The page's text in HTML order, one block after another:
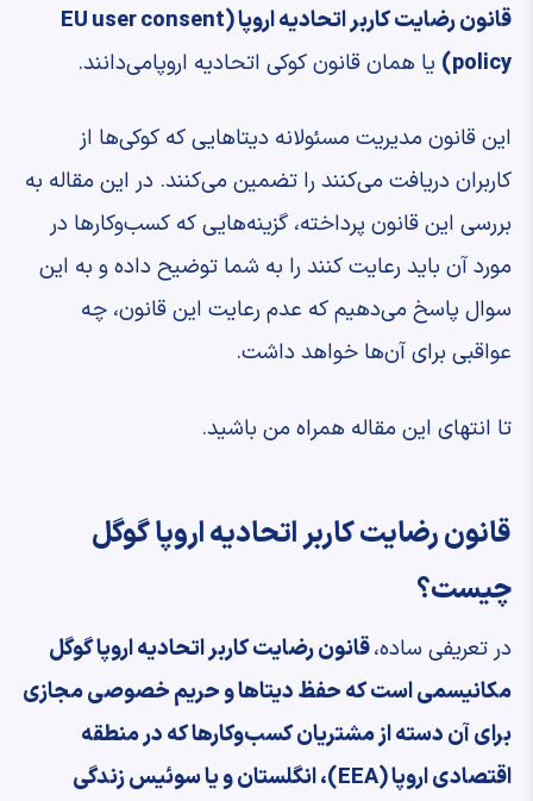
قانون رضایت کاربر اتحادیه اروپا (EU user consent
policy) یا همان قانون کوکی اتحادیه اروپامی‌دانند.
این قانون مدیریت مسئولانه دیتاهایی که کوکی‌ها از
کاربران دریافت می‌کنند را تضمین می‌کنند. در این مقاله به
بررسی این قانون پرداخته، گزینه‌هایی که کسب‌وکارها در
مورد آن باید رعایت کنند را به شما توضیح داده و به این
سوال پاسخ می‌دهیم که عدم رعایت این قانون، چه
عواقبی برای آن‌ها خواهد داشت.
تا انتهای این مقاله همراه من باشید.
قانون رضایت کاربر اتحادیه اروپا گوگل
چیست؟
در تعریفی ساده،قانون رضایت کاربر اتحادیه اروپا گوگل
مکانیسمی است که حفظ دیتاها و حریم خصوصی مجازی
برای آن دسته از مشتریان کسب‌وکارها که در منطقه
اقتصادی اروپا (EEA)، انگلستان و یا سوئيس زندگی